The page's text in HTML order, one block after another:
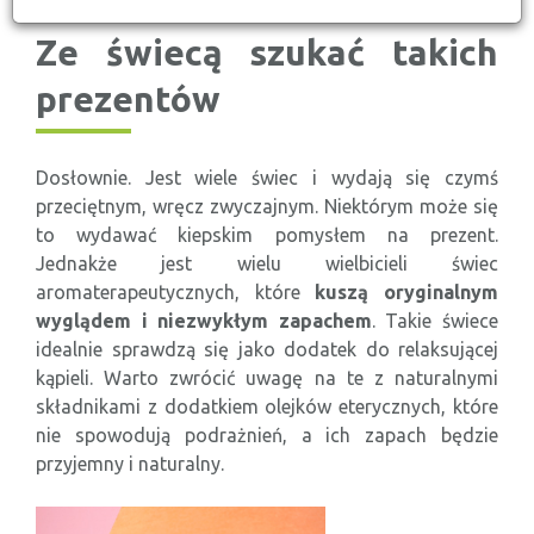
Ze świecą szukać takich
prezentów
Dosłownie. Jest wiele świec i wydają się czymś
przeciętnym, wręcz zwyczajnym. Niektórym może się
to wydawać kiepskim pomysłem na prezent.
Jednakże jest wielu wielbicieli świec
aromaterapeutycznych, które kuszą oryginalnym
wyglądem i niezwykłym zapachem. Takie świece
idealnie sprawdzą się jako dodatek do relaksującej
kąpieli. Warto zwrócić uwagę na te z naturalnymi
składnikami z dodatkiem olejków eterycznych, które
nie spowodują podrażnień, a ich zapach będzie
przyjemny i naturalny.